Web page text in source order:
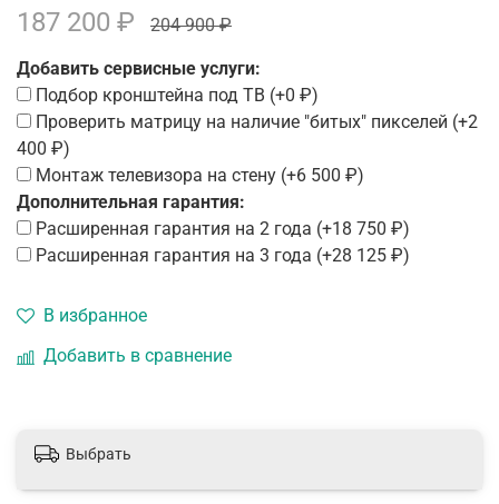
187 200 ₽ 204 900 ₽
В избранное
Добавить в сравнение
Дополнительная гарантия:
Расширенная гарантия на 2 года (+18 750 ₽)
Расширенная гарантия на 3 года (+28 125 ₽)
Добавить сервисные услуги:
Подбор кронштейна под ТВ (+0 ₽)
Проверить матрицу на наличие "битых" пикселей (+2
400 ₽)
Монтаж телевизора на стену (+6 500 ₽)
Выбрать